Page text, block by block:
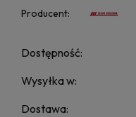
Producent:
Dostępność:
Wysyłka w:
Dostawa: